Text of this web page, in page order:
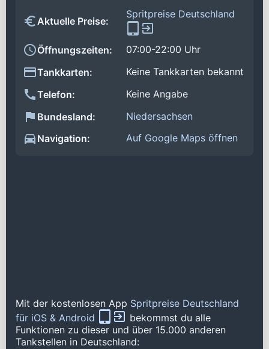
Aktuelle Preise:
Spritpreise Deutschland
Öffnungszeiten:
07:00-22:00 Uhr
Tankkarten:
Keine Tankkarten bekannt
Telefon:
Keine Angabe
Bundesland:
Niedersachsen
Navigation:
Auf Google Maps öffnen
Mit der kostenlosen App Spritpreise Deutschland
für iOS & Android
bekommst du alle
Funktionen zu dieser und über 15.000 anderen
Tankstellen in Deutschland: